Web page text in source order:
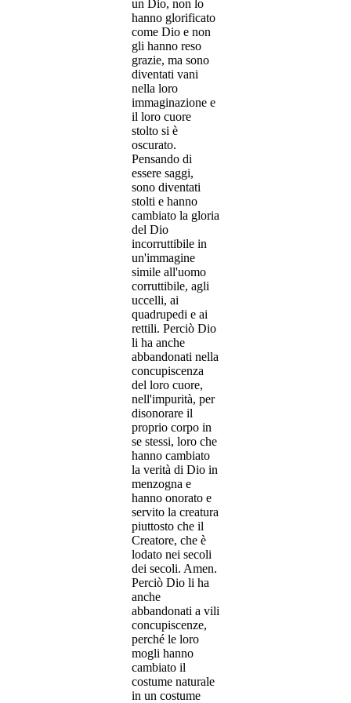
un Dio, non lo
hanno glorificato
come Dio e non
gli hanno reso
grazie, ma sono
diventati vani
nella loro
immaginazione e
il loro cuore
stolto si è
oscurato.
Pensando di
essere saggi,
sono diventati
stolti e hanno
cambiato la gloria
del Dio
incorruttibile in
un'immagine
simile all'uomo
corruttibile, agli
uccelli, ai
quadrupedi e ai
rettili. Perciò Dio
li ha anche
abbandonati nella
concupiscenza
del loro cuore,
nell'impurità, per
disonorare il
proprio corpo in
se stessi, loro che
hanno cambiato
la verità di Dio in
menzogna e
hanno onorato e
servito la creatura
piuttosto che il
Creatore, che è
lodato nei secoli
dei secoli. Amen.
Perciò Dio li ha
anche
abbandonati a vili
concupiscenze,
perché le loro
mogli hanno
cambiato il
costume naturale
in un costume